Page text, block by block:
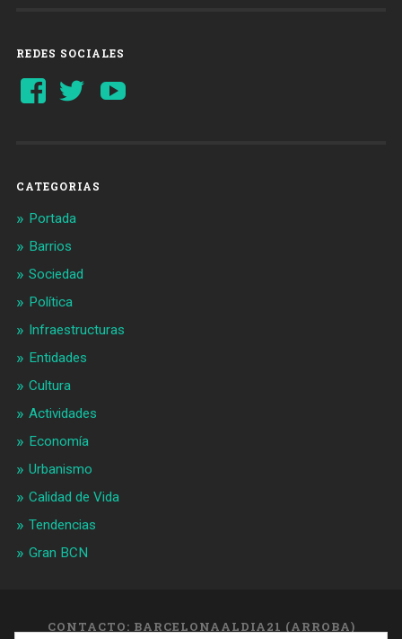
REDES SOCIALES
Ver
perfil
Ver
perfil
CATEGORIAS
Portada
Barrios
Sociedad
Política
Infraestructuras
Entidades
Cultura
Actividades
Economía
Urbanismo
Calidad de Vida
Tendencias
Gran BCN
CONTACTO: BARCELONAALDIA21 (ARROBA)